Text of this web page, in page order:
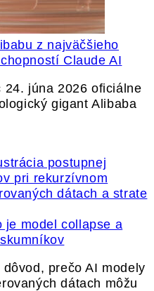
z najväčšieho
Claude AI
24. júna 2026 oficiálne
gigant Alibaba
je model collapse a
prečo AI modely
dátach môžu